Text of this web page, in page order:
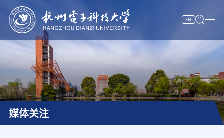
EN
校情纵览
杭电新闻
人才培养
科学研究
媒体关注